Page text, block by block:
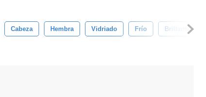
Cabeza Hembra Vidriado Frío Brillante